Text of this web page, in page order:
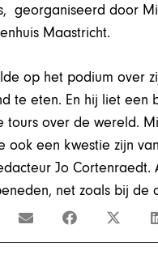
georganiseerd door
Maastricht.
op het podium over
te eten. En hij liet een
tours over de wereld.
ook een kwestie zijn
Jo
net zoals bij de